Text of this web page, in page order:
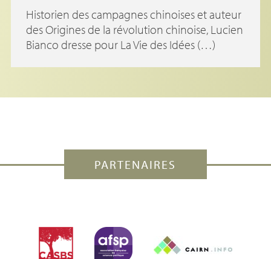
Historien des campagnes chinoises et auteur
des Origines de la révolution chinoise, Lucien
Bianco dresse pour La Vie des Idées (…)
PARTENAIRES